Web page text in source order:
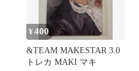
¥400
&TEAM MAKESTAR 3.0
トレカ MAKI マキ